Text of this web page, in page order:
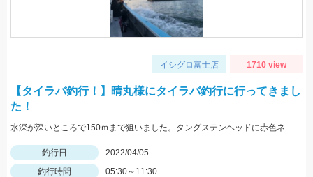
イシグロ富士店 1710 view
【タイラバ釣行！】晴丸様にタイラバ釣行に行ってきまし
た！
水深が深いところで150ｍまで狙いました。タングステンヘッドに赤色ネクタイ・オレンジネクタイのカーリーがオススメ！
釣行日
2022/04/05
釣行時間
05:30～11:30